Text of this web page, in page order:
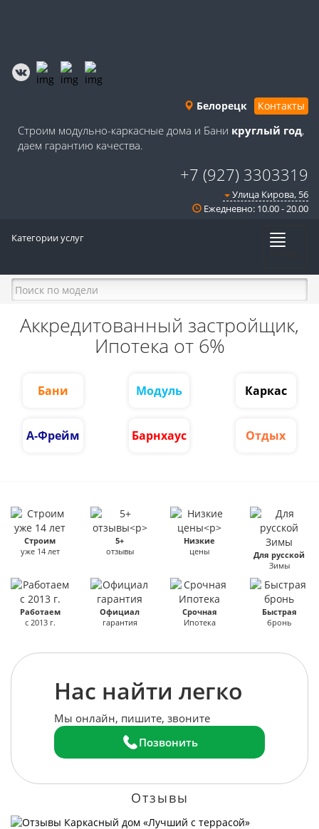
Белорецк Контакты
Строим модульно-каркасные дома и Бани круглый год,
даем гарантию качества.
+7 (927) 3303319
Улица Кирова, 56
Ежедневно: 10.00 - 20.00
Категории услуг
Аккредитованный застройщик,
Ипотека от 6%
Бани Модуль Каркас
А-Фрейм Барнхаус Отдых
Строим
уже 14 лет
5+
отзывы
Низкие
цены
Для русской
Зимы
Работаем
с 2013 г.
Официал
гарантия
Срочная
Ипотека
Быстрая
бронь
Нас найти легко
Мы онлайн, пишите, звоните
Позвонить
Отзывы